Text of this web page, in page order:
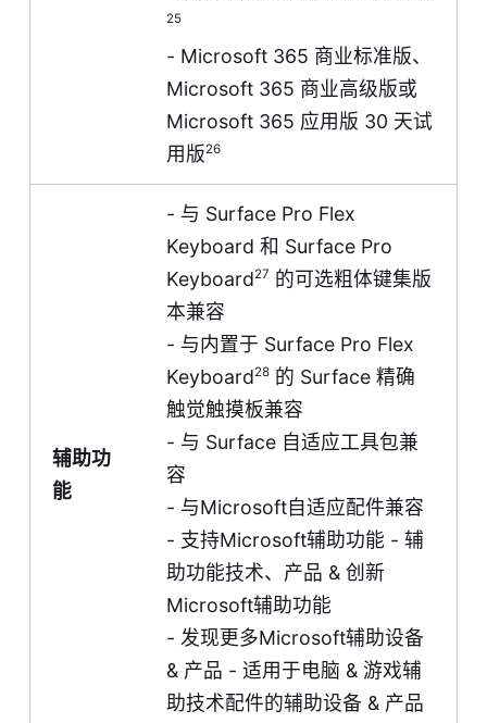
25
- Microsoft 365 商业标准版、
Microsoft 365 商业高级版或
Microsoft 365 应用版 30 天试
用版26
辅助功
能
- 与 Surface Pro Flex
Keyboard 和 Surface Pro
Keyboard27 的可选粗体键集版
本兼容
- 与内置于 Surface Pro Flex
Keyboard28 的 Surface 精确
触觉触摸板兼容
- 与 Surface 自适应工具包兼
容
- 与Microsoft自适应配件兼容
- 支持Microsoft辅助功能 -辅
助功能技术、产品 & 创新
Microsoft辅助功能
- 发现更多Microsoft辅助设备
& 产品 -适用于电脑 & 游戏辅
助技术配件的辅助设备 & 产品